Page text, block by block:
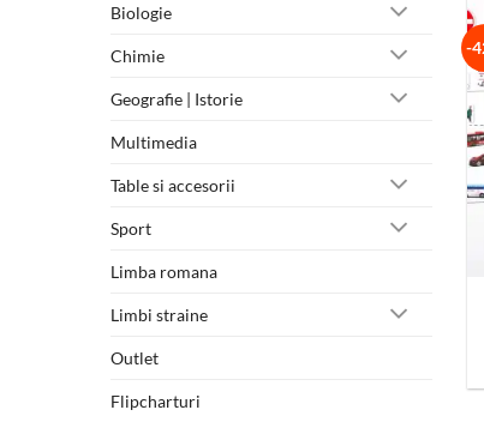
Biologie
Chimie
Geografie | Istorie
Multimedia
Table si accesorii
Sport
Limba romana
Limbi straine
Outlet
Flipcharturi
-